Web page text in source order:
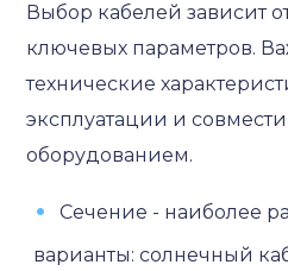
Выбор кабелей зависит
ключевых параметров.
технические
эксплуатации и
оборудованием.
Сечение - наиболее
варианты: солнечный